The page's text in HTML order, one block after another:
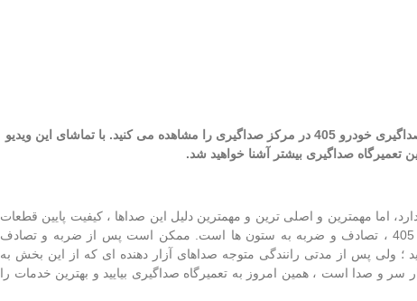
در ویدیو فوق ، بخش از اقدامات انجام شده برای صداگیری خودرو 405 در مرکز صداگیری را مشاهده می کنید. با تماشای این ویدیو
تعمیرگاه صداگیری بیشتر آشنا خواهید شد.
برای به صدا افتادن ستون 405 وجود دارد، اما مهمترین و اصلی ترین و مهمترین دلیل این صداها ، کیفیت پایین قطعات
می باشد. یکی دیگر از دلایل به صدا افتادن ستون 405 ، تصادف و ضربه به ستون ها است. ممکن است پس از ضربه و تصادف
؛ ولی پس از مدتی رانندگی متوجه صداهای آزار دهنده ای که از این بخش به
شد. اگر ستون 405 شما دچار سر و صدا است ، همین امروز به تعمیرگاه صداگیری بیایید و بهترین خدمات را